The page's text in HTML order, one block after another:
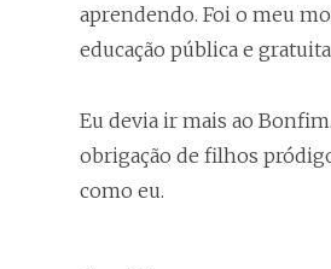
aprendendo. Foi o meu
educação pública e
Eu devia ir mais ao
obrigação de filhos
como eu.